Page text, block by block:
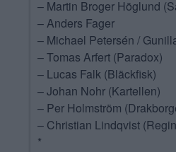
– Martin Broger Höglund
– Anders Fager
– Michael Petersén /
– Tomas Arfert (Paradox)
– Lucas Falk (Bläckfisk)
– Johan Nohr (Kartellen)
– Per Holmström
– Christian Lindqvist
*